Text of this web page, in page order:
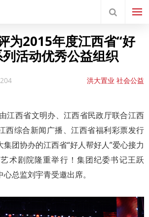
为2015年度江西省“好
活动优秀公益组织
洪大置业 社会公益
西省文明办、江西省民政厅联合江西
西综合新闻广播、江西省福利彩票发行
团协办的江西省“好人帮好人”爱心接力
术剧院隆重举行！集团纪委书记王跃
总监刘宇青受邀出席。